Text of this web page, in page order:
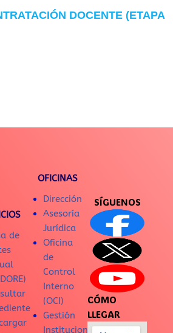
DOCENTE (ETAPA
de
OFICINAS
Dirección
Asesoría
Jurídica
Oficina
de
Control
Interno
(OCI)
Gestión
Institucional
SÍGUENOS
CÓMO
LLEGAR